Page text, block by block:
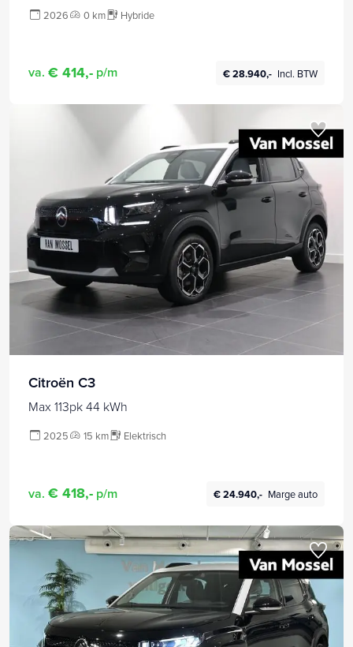
2026 0 km Hybride
va. € 414,- p/m € 28.940,- Incl. BTW
Citroën C3
Max 113pk 44 kWh
2025 15 km Elektrisch
va. € 418,- p/m € 24.940,- Marge auto